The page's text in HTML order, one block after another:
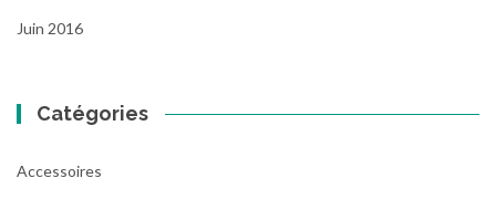
Juin 2016
Catégories
Accessoires